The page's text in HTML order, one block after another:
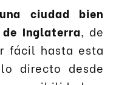
una ciudad bien
Inglaterra, de
fácil hasta esta
directo desde